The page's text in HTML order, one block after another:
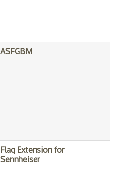
ASFGBM
Flag Extension for
Sennheiser